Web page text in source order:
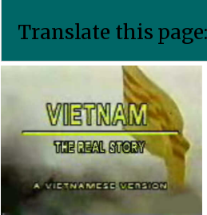
Translate this page: